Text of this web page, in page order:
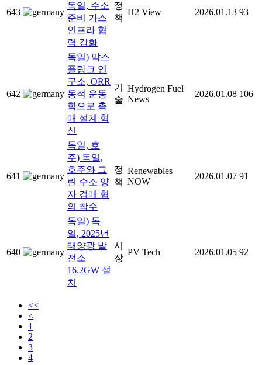
643
독일, 수소
준비 가스
인프라 협
력 강화
정
책
H2 View 2026.01.13 93
642
독일) 막스
플랑크 연
구소, ORR
동적 운동
학으로 촉
매 설계 혁
신
기
술
Hydrogen Fuel
News
2026.01.08 106
641
독일, 호
주) 독일,
호주와 그
린 수소 양
자 경매 협
의 착수
정
책
Renewables
NOW
2026.01.07 91
640
독일) 독
일, 2025년
태양광 발
전소
16.2GW 설
치
시
장
PV Tech 2026.01.05 92
<<
<
1
2
3
4